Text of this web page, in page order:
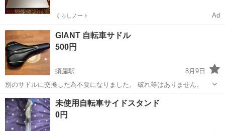
くらしノート Ad
GIANT 自転車サドル
500円
須屋駅
8月9日
別のサドルに交換した為不要になりました。 破れ等はありません。
熊本 熊本市 須屋駅 ロードバイク サドル
未使用自転車サイドスタンド
0円